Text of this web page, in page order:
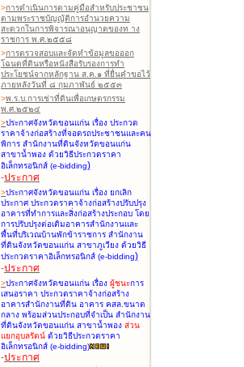
>การดำเนินการตามคู่มือสำหรับประชาชน
ตามพระราชบัญญัติการอำนวยความ
สะดวกในการพิจารณาอนุญาตของท าง
ราชการ พ.ศ.๒๕๕๘
>การตรวจสอบและจัดทำข้อมูลขอออก
โฉนดที่ดินหรือหนังสือรับรองการทำ
ประโยชน์จากหลักฐาน ส.ค.๑ ที่ยื่นคำขอไว้
ภายหลังวันที่ ๘ กุมภาพันธ์ ๒๕๕๓
>พ.ร.บ.การเช่าที่ดินเพื่อเกษตรกรรม
พ.ศ.๒๕๒๔
>ประกาศจังหวัดขอนแก่น เรื่อง ประกวด
ราคาจ้างก่อสร้างที่จอดรถประชาชนและคน
พิการ สำนักงานที่ดินจังหวัดขอนแก่น
สาขาน้ำพอง ด้วยวิธีประกวดราคา
อิเล็กทรอนิกส์ (e-bidding)
-ประกาศ
>ประกาศจังหวัดขอนแก่น เรื่อง ยกเลิก
ประกาศ ประกวดราคาจ้างก่อสร้างปรับปรุง
อาคารที่ทำการและสิ่งก่อสร้างประกอบ โดย
การปรับปรุงต่อเติมอาคารสำนักงานและ
พื้นที่บริเวณบ้านพักข้าราชการ สำนักงาน
ที่ดินจังหวัดขอนแก่น สาขาภูเวียง ด้วยวิธี
ประกวดราคาอิเล็กทรอนิกส์ (e-bidding)
-ประกาศ
>ประกาศจังหวัดขอนแก่น เรื่อง ผู้ชนะการ
เสนอราคา ประกวดราคาจ้างก่อสร้าง
อาคารสำนักงานที่ดิน อาคาร คสล.ขนาด
กลาง พร้อมส่วนประกอบที่จำเป็น สำนักงาน
ที่ดินจังหวัดขอนแก่น สาขาน้ำพอง ส่วน
แยกอุบลรัตน์ ด้วยวิธีประกวดราคา
อิเล็กทรอนิกส์ (e-bidding)
-ประกาศ